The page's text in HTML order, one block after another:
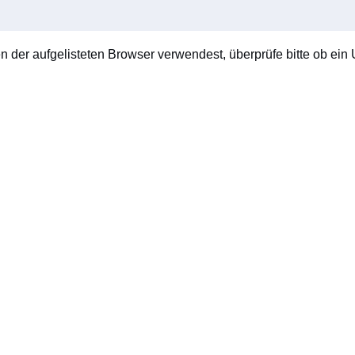
der aufgelisteten Browser verwendest, überprüfe bitte ob ein